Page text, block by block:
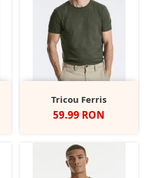
Tricou Ferris
Pret
59.99 RON